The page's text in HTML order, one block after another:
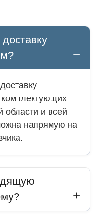
комплектующих
области и всей
напрямую на